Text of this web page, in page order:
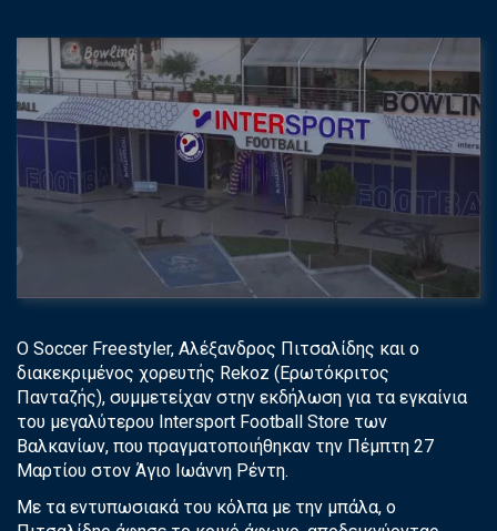
Ο Soccer Freestyler, Αλέξανδρος Πιτσαλίδης και ο
διακεκριμένος χορευτής Rekoz (Ερωτόκριτος
Πανταζής), συμμετείχαν στην εκδήλωση για τα εγκαίνια
του μεγαλύτερου Ιntersport Football Store των
Βαλκανίων, που πραγματοποιήθηκαν την Πέμπτη 27
Μαρτίου στον Άγιο Ιωάννη Ρέντη.
Με τα εντυπωσιακά του κόλπα με την μπάλα, ο